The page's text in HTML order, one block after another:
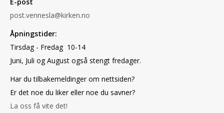
post.vennesla@kirken.no
Åpningstider:
Tirsdag - Fredag 10-14
Juni, Juli og August også stengt fredager.
Har du tilbakemeldinger om nettsiden?
Er det noe du liker eller noe du savner?
La oss få vite det!